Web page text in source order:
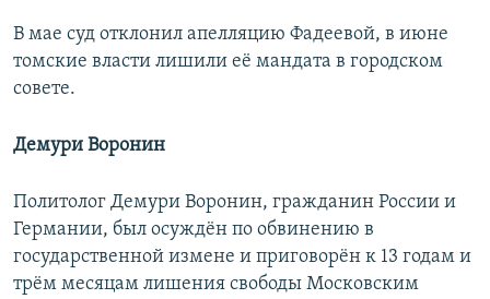
В мае суд отклонил апелляцию Фадеевой, в июне
томские власти лишили её мандата в городском
совете.
Демури Воронин
Политолог Демури Воронин, гражданин России и
Германии, был осуждён по обвинению в
государственной измене и приговорён к 13 годам и
трём месяцам лишения свободы Московским